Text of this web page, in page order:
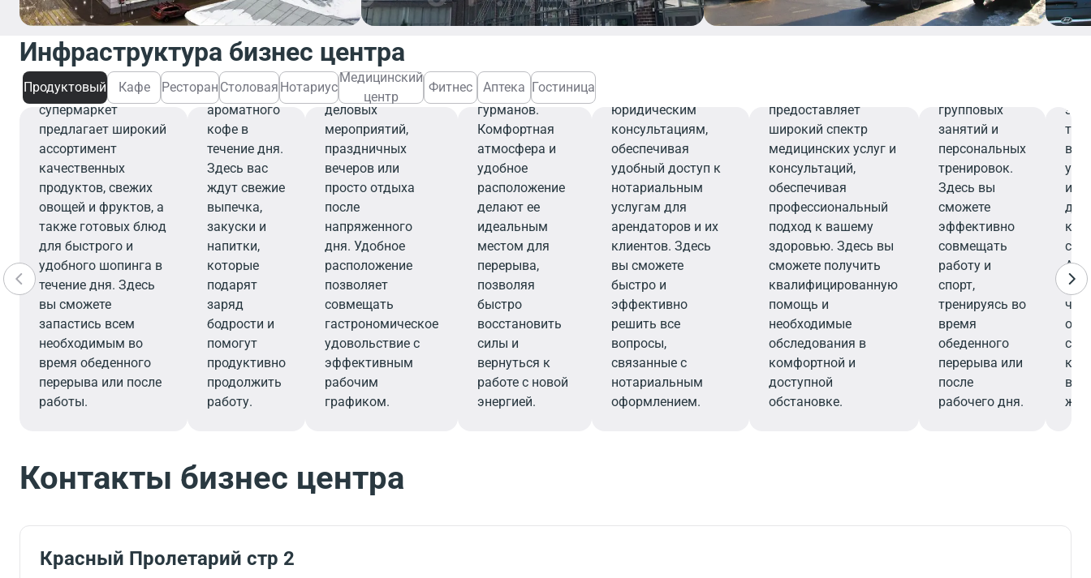
Инфраструктура бизнес центра
Продуктовый Кафе Ресторан Столовая Нотариус
Медицинский
центр
Фитнес Аптека Гостиница
Продуктовый
Современный
супермаркет
предлагает широкий
ассортимент
качественных
продуктов, свежих
овощей и фруктов, а
также готовых блюд
для быстрого и
удобного шопинга в
течение дня. Здесь
вы сможете
запастись всем
необходимым во
время обеденного
перерыва или после
работы.
завтрака,
встречи или
перерыва на
чашечку
ароматного
кофе в
течение дня.
Здесь вас
ждут свежие
выпечка,
закуски и
напитки,
которые
подарят
заряд
бодрости и
помогут
продуктивно
продолжить
работу.
персоналу,
вашим надежным
выбором для
организации
деловых
мероприятий,
праздничных
вечеров или
просто отдыха
после
напряженного
дня. Удобное
расположение
позволяет
совмещать
гастрономическое
удовольствие с
эффективным
рабочим
графиком.
напитков,
даже самых
взыскательных
гурманов.
Комфортная
атмосфера и
удобное
расположение
делают ее
идеальным
местом для
перерыва,
позволяя
быстро
восстановить
силы и
вернуться к
работе с новой
энергией.
предлагает
юридическим
консультациям,
обеспечивая
удобный доступ к
нотариальным
услугам для
арендаторов и их
клиентов. Здесь
вы сможете
быстро и
эффективно
решить все
вопросы,
связанные с
нотариальным
оформлением.
предоставляет
широкий спектр
медицинских услуг и
консультаций,
обеспечивая
профессиональный
подход к вашему
здоровью. Здесь вы
сможете получить
квалифицированную
помощь и
необходимые
обследования в
комфортной и
доступной
обстановке.
заряда
групповых
занятий и
персональных
тренировок.
Здесь вы
сможете
эффективно
совмещать
работу и
спорт,
тренируясь во
время
обеденного
перерыва или
после
рабочего дня.
в
Контакты бизнес центра
Красный Пролетарий стр 2